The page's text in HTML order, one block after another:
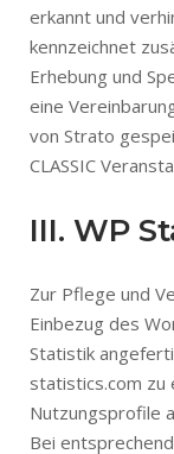
erkannt und
kennzeichnet
Erhebung und
eine
von Strato
CLASSIC
III. WP
Zur Pflege und
Einbezug des
Statistik
statistics.com zu
Nutzungsprofile
Bei